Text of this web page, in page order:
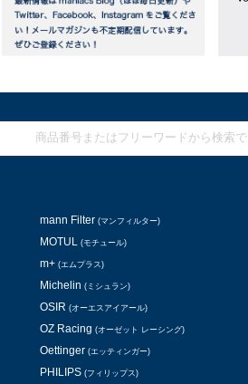
mann Filter (マンフィルター)
MOTUL (モチュール)
m+ (エムプラス)
Michelin (ミシュラン)
OSIR (オーエスアイアール)
OZ Racing (オーゼット レーシング)
Oettinger (エッティンガー)
PHILIPS (フィリップス)